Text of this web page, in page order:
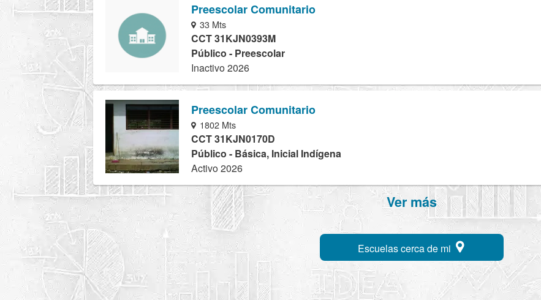
Preescolar Comunitario
33 Mts
CCT 31KJN0393M
Público - Preescolar
Inactivo 2026
Preescolar Comunitario
1802 Mts
CCT 31KJN0170D
Público - Básica, Inicial Indígena
Activo 2026
Ver más
Escuelas cerca de mi